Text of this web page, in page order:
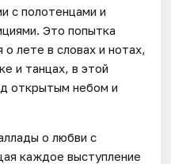
с полотенцами и
Это попытка
о лете в словах и нотах,
и танцах, в этой
открытым небом и
о любви с
каждое выступление